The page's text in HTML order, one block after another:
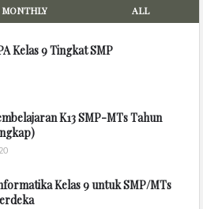
MONTHLY ALL
Kelas 9 Tingkat SMP
K13 SMP-MTs Tahun
Kelas 9 untuk SMP/MTs